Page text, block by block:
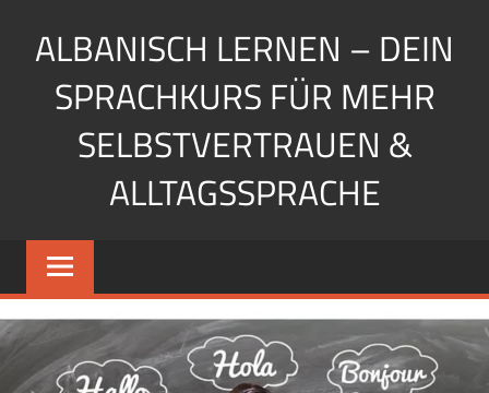
Inhalt
springen
ALBANISCH LERNEN – DEIN
SPRACHKURS FÜR MEHR
SELBSTVERTRAUEN &
ALLTAGSSPRACHE